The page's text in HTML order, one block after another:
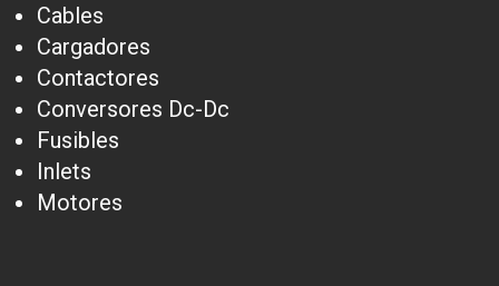
Cables
Cargadores
Contactores
Conversores Dc-Dc
Fusibles
Inlets
Motores